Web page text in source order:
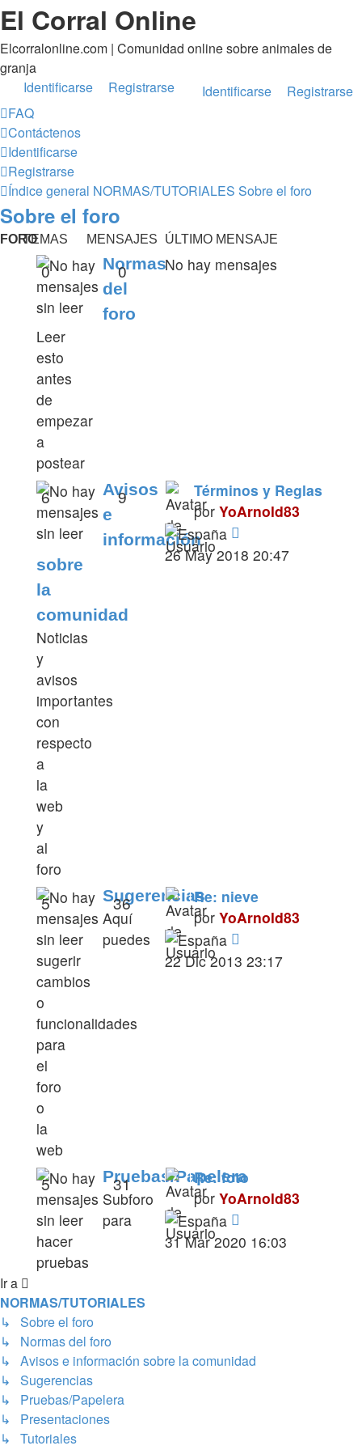
El Corral Online
Elcorralonline.com | Comunidad online sobre animales de
granja
Identificarse
Registrarse
Identificarse
Registrarse
FAQ
Contáctenos
Identificarse
Registrarse
Índice general NORMAS/TUTORIALES Sobre el foro
Sobre el foro
FOROTEMAS MENSAJES ÚLTIMO MENSAJE
Normas
del
foro
Leer
esto
antes
de
empezar
a
postear
0 0 No hay mensajes
Avisos
e
información
sobre
la
comunidad
Noticias
y
avisos
importantes
con
respecto
a
la
web
y
al
foro
6 9
Términos y Reglas
por YoArnold83
último
26 May 2018 20:47
Sugerencias
Aquí
puedes
sugerir
cambios
o
funcionalidades
para
el
foro
o
la
web
5 36
Re: nieve
por YoArnold83
último
22 Dic 2013 23:17
Pruebas/Papelera
Subforo
para
hacer
pruebas
5 31
Re: foto
por YoArnold83
último
31 Mar 2020 16:03
Ir a
NORMAS/TUTORIALES
↳ Sobre el foro
↳ Normas del foro
↳ Avisos e información sobre la comunidad
↳ Sugerencias
↳ Pruebas/Papelera
↳ Presentaciones
↳ Tutoriales